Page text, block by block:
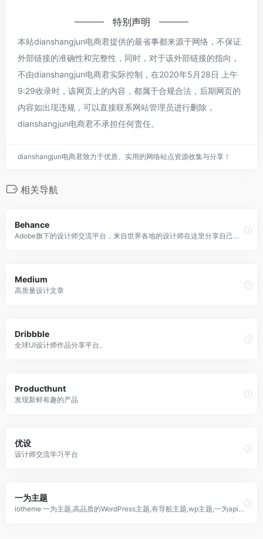
特别声明
本站dianshangjun电商君提供的最省事都来源于网络，不保证
外部链接的准确性和完整性，同时，对于该外部链接的指向，
不由dianshangjun电商君实际控制，在2020年5月28日 上午
9:29收录时，该网页上的内容，都属于合规合法，后期网页的
内容如出现违规，可以直接联系网站管理员进行删除，
dianshangjun电商君不承担任何责任。
dianshangjun电商君致力于优质、实用的网络站点资源收集与分享！
相关导航
Behance
Adobe旗下的设计师交流平台，来自世界各地的设计师在这里分享自己的作品。
Medium
高质量设计文章
Dribbble
全球UI设计师作品分享平台。
Producthunt
发现新鲜有趣的产品
优设
设计师交流学习平台
一为主题
iotheme 一为主题,高品质的WordPress主题,有导航主题,wp主题,一为api,热搜榜等主题服务